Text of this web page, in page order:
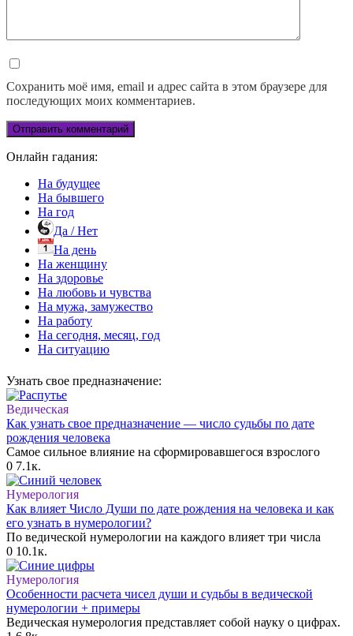
Сохранить моё имя, email и адрес сайта в этом браузере для
последующих моих комментариев.
Онлайн гадания:
На будущее
На бывшего
На год
Да / Нет
На день
На женщину
На здоровье
На любовь и чувства
На мужа, замужество
На работу
На сегодня, месяц, год
На ситуацию
Узнать свое предназначение:
Ведическая
Как узнать свое предназначение — число судьбы по дате
рождения человека
Самое сильное влияние на сформировавшегося взрослого
0 7.1к.
Нумерология
Как влияет Число Души по дате рождения на человека и как
его узнать в нумерологии?
По ведической нумерологии на каждого влияет три числа
0 10.1к.
Нумерология
Особенности расчета чисел души и судьбы в ведической
нумерологии + примеры
Ведическая нумерология представляет собой науку о цифрах.